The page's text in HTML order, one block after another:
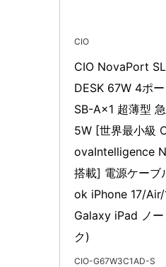
CIO
CIO NovaPort
DESK 67W 4ポ
SB-A×1 超薄型
5W [世界最小級
ovaIntelligence
搭載] 電源ケーブ
ok iPhone 17/
Galaxy iPad ノ
ク)
CIO-G67W3C1AD-S